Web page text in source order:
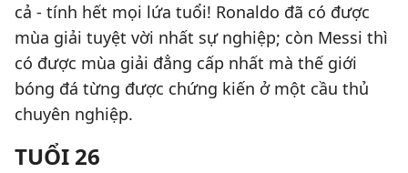
cả - tính hết mọi lứa tuổi! Ronaldo đã có được
mùa giải tuyệt vời nhất sự nghiệp; còn Messi thì
có được mùa giải đẳng cấp nhất mà thế giới
bóng đá từng được chứng kiến ở một cầu thủ
chuyên nghiệp.
TUỔI 26